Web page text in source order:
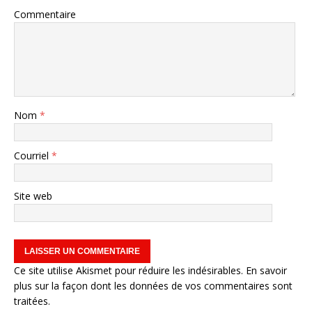
Commentaire
Nom *
Courriel *
Site web
Ce site utilise Akismet pour réduire les indésirables. En savoir
plus sur la façon dont les données de vos commentaires sont
traitées.